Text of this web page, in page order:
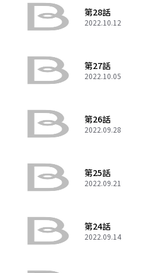
第28話
2022.10.12
第27話
2022.10.05
第26話
2022.09.28
第25話
2022.09.21
第24話
2022.09.14